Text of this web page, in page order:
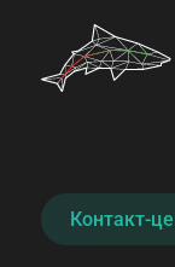
Контакт-